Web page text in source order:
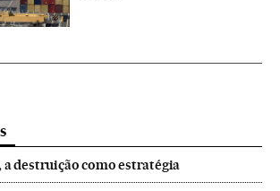
destruição como estratégia